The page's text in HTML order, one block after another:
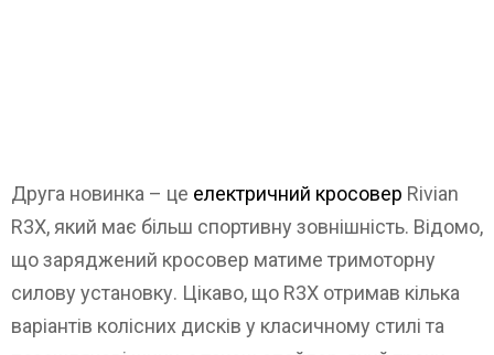
Друга новинка – це електричний кросовер Rivian
R3Х, який має більш спортивну зовнішність. Відомо,
що заряджений кросовер матиме тримоторну
силову установку. Цікаво, що R3X отримав кілька
варіантів колісних дисків у класичному стилі та